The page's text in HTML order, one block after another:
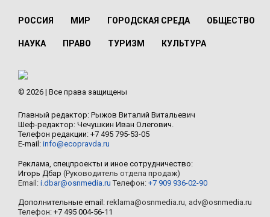
РОССИЯ МИР ГОРОДСКАЯ СРЕДА ОБЩЕСТВО
НАУКА ПРАВО ТУРИЗМ КУЛЬТУРА
© 2026 | Все права защищены
Главный редактор: Рыжов Виталий Витальевич
Шеф-редактор: Чечушкин Иван Олегович.
Телефон редакции: +7 495 795-53-05
E-mail: info@ecopravda.ru
Реклама, спецпроекты и иное сотрудничество:
Игорь Дбар (Руководитель отдела продаж)
Email: i.dbar@osnmedia.ru Телефон: +7 909 936-02-90
Дополнительные email: reklama@osnmedia.ru, adv@osnmedia.ru
Телефон: +7 495 004-56-11